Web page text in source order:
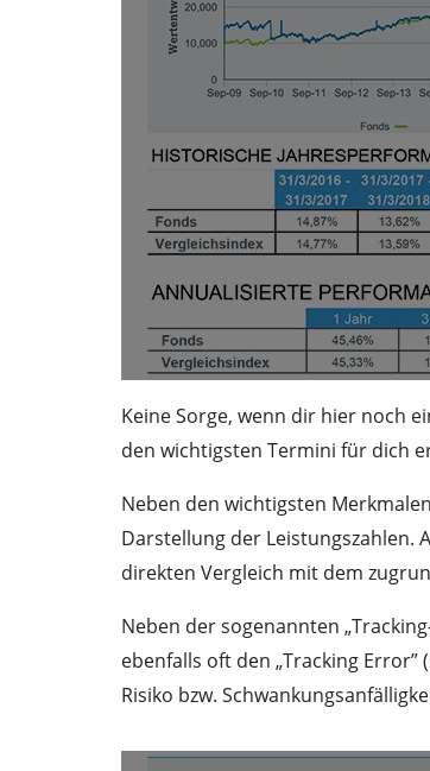
Keine Sorge, wenn dir hier noch
den wichtigsten Termini für dich
Neben den wichtigsten
Darstellung der Leistungszahlen.
direkten Vergleich mit dem
Neben der sogenannten
ebenfalls oft den „Tracking
Risiko bzw.